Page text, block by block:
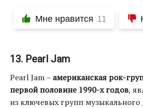
Мне нравится 11
13. Pearl Jam
Pearl Jam – американская рок-
первой половине 1990-х годов,
из ключевых групп